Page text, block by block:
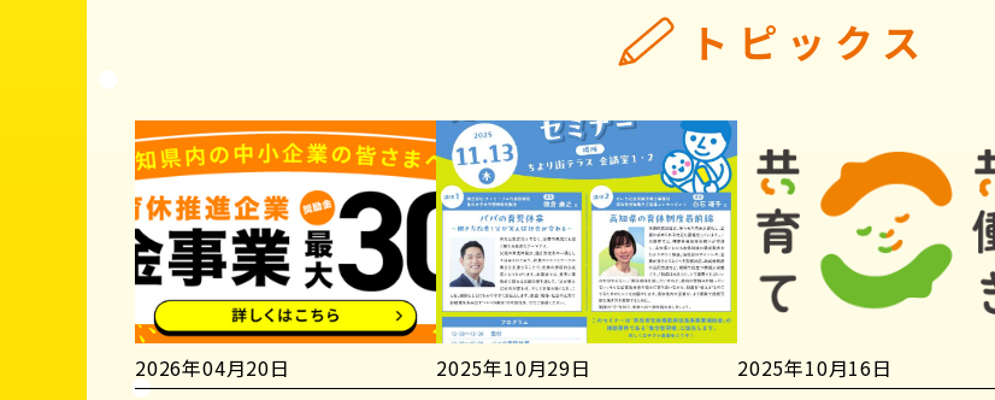
トピックス
2026年04月20日
2025年10月29日
2025年10月16日